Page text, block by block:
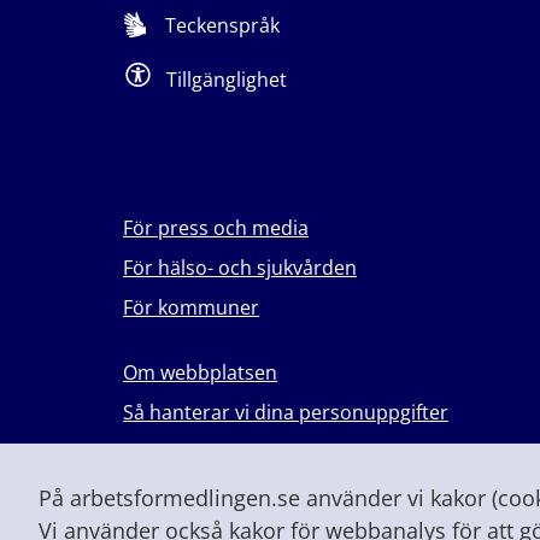
På arbetsformedlingen.se använder vi kakor
Vi använder också kakor för webbanalys för att
Teckenspråk
Tillgänglighet
För press och media
För hälso- och sjukvården
För kommuner
Om webbplatsen
Så hanterar vi dina personuppgifter
Lever du med våld i en nära relation?
Vid höjd beredskap och krig